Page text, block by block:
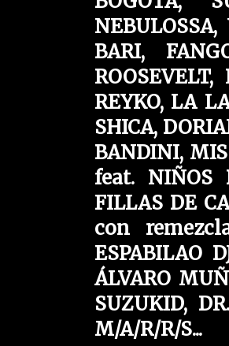
BARI,
REYKO, LA
SHICA,
BANDINI,
feat. NIÑOS
FILLAS DE
con
ESPABILAO
ÁLVARO
SUZUKID,
M/A/R/R/S...